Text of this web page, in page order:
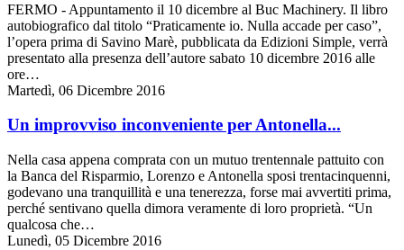
FERMO - Appuntamento il 10 dicembre al Buc Machinery. Il libro
autobiografico dal titolo “Praticamente io. Nulla accade per caso”,
l’opera prima di Savino Marè, pubblicata da Edizioni Simple, verrà
presentato alla presenza dell’autore sabato 10 dicembre 2016 alle
ore…
Martedì, 06 Dicembre 2016
Un improvviso inconveniente per Antonella...
Nella casa appena comprata con un mutuo trentennale pattuito con
la Banca del Risparmio, Lorenzo e Antonella sposi trentacinquenni,
godevano una tranquillità e una tenerezza, forse mai avvertiti prima,
perché sentivano quella dimora veramente di loro proprietà. “Un
qualcosa che…
Lunedì, 05 Dicembre 2016